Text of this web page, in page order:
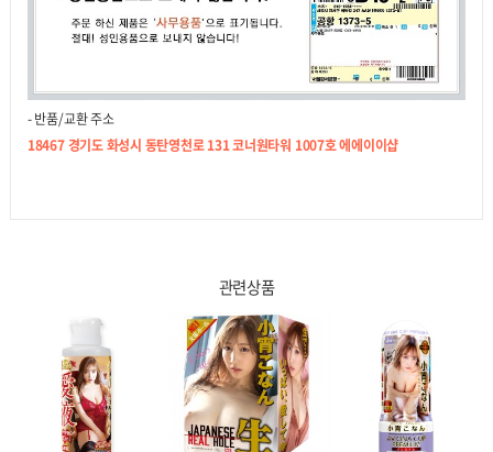
- 반품/교환 주소
18467 경기도 화성시 동탄영천로 131 코너원타워 1007호 에에이이샵
관련상품